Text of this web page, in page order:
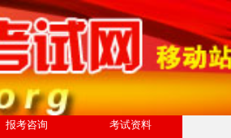
报考咨询 考试资料